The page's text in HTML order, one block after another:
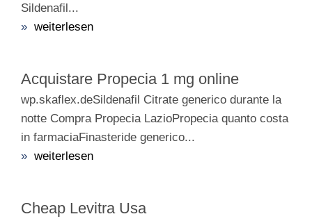
Sildenafil...
» weiterlesen
Acquistare Propecia 1 mg online
wp.skaflex.deSildenafil Citrate generico durante la
notte Compra Propecia LazioPropecia quanto costa
in farmaciaFinasteride generico...
» weiterlesen
Cheap Levitra Usa